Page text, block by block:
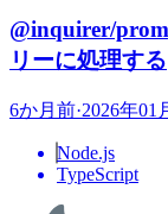
@inquirer/
リーに処理する
6か月前·2026年01
Node.js
TypeScript